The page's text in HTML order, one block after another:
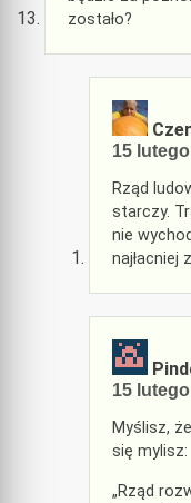
zostało?
15
Rząd
starczy.
nie
najłacniej
15
Myślisz,
się mylisz:
„Rząd